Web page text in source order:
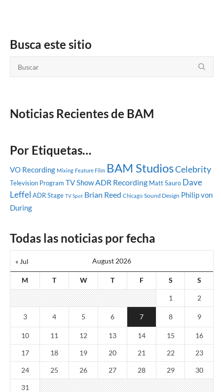
Busca este sitio
Noticias Recientes de BAM
Por Etiquetas…
VO Recording Mixing Feature Film BAM StudiosCelebrity
Television Program TV ShowADR Recording Matt Sauro Dave
Leffel ADR Stage TV Spot Brian Reed Chicago Sound Design Philip von
During
Todas las noticias por fecha
August 2026
M T W T F S S
« Jul
1 2
3 4 5 6 7 8 9
10 11 12 13 14 15 16
17 18 19 20 21 22 23
24 25 26 27 28 29 30
31